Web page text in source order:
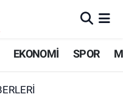
EKONOMİ SPOR